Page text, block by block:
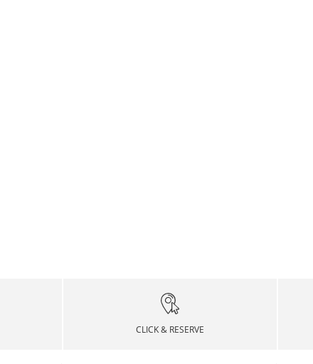
CLICK & RESERVE